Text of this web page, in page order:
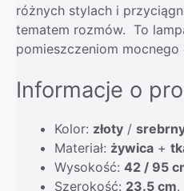
różnych stylach i
tematem rozmów. To
pomieszczeniom mocnego
Informacje o
Kolor: złoty /
Materiał: żywica +
Wysokość: 42 / 95
Szerokość: 23.5 cm.